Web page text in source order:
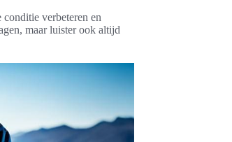
verbeteren en
maar luister ook altijd